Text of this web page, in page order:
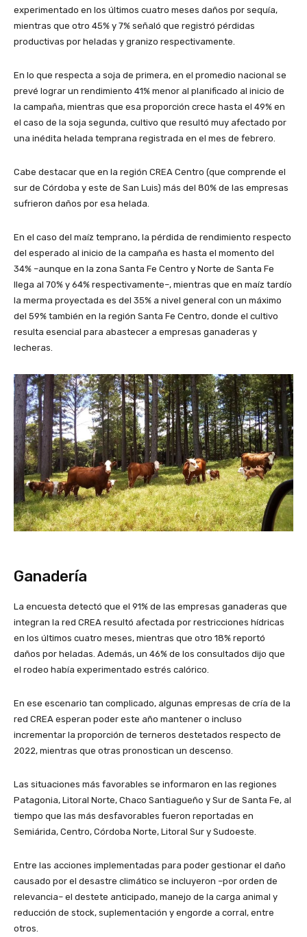
experimentado en los últimos cuatro meses daños por sequía,
mientras que otro 45% y 7% señaló que registró pérdidas
productivas por heladas y granizo respectivamente.
En lo que respecta a soja de primera, en el promedio nacional se
prevé lograr un rendimiento 41% menor al planificado al inicio de
la campaña, mientras que esa proporción crece hasta el 49% en
el caso de la soja segunda, cultivo que resultó muy afectado por
una inédita helada temprana registrada en el mes de febrero.
Cabe destacar que en la región CREA Centro (que comprende el
sur de Córdoba y este de San Luis) más del 80% de las empresas
sufrieron daños por esa helada.
En el caso del maíz temprano, la pérdida de rendimiento respecto
del esperado al inicio de la campaña es hasta el momento del
34% –aunque en la zona Santa Fe Centro y Norte de Santa Fe
llega al 70% y 64% respectivamente–, mientras que en maíz tardío
la merma proyectada es del 35% a nivel general con un máximo
del 59% también en la región Santa Fe Centro, donde el cultivo
resulta esencial para abastecer a empresas ganaderas y
lecheras.
Ganadería
La encuesta detectó que el 91% de las empresas ganaderas que
integran la red CREA resultó afectada por restricciones hídricas
en los últimos cuatro meses, mientras que otro 18% reportó
daños por heladas. Además, un 46% de los consultados dijo que
el rodeo había experimentado estrés calórico.
En ese escenario tan complicado, algunas empresas de cría de la
red CREA esperan poder este año mantener o incluso
incrementar la proporción de terneros destetados respecto de
2022, mientras que otras pronostican un descenso.
Las situaciones más favorables se informaron en las regiones
Patagonia, Litoral Norte, Chaco Santiagueño y Sur de Santa Fe, al
tiempo que las más desfavorables fueron reportadas en
Semiárida, Centro, Córdoba Norte, Litoral Sur y Sudoeste.
Entre las acciones implementadas para poder gestionar el daño
causado por el desastre climático se incluyeron –por orden de
relevancia– el destete anticipado, manejo de la carga animal y
reducción de stock, suplementación y engorde a corral, entre
otros.